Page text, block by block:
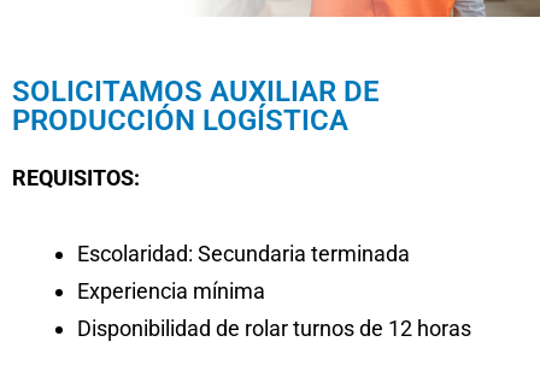
SOLICITAMOS AUXILIAR DE
PRODUCCIÓN LOGÍSTICA
REQUISITOS:
Escolaridad: Secundaria terminada
Experiencia mínima
Disponibilidad de rolar turnos de 12 horas